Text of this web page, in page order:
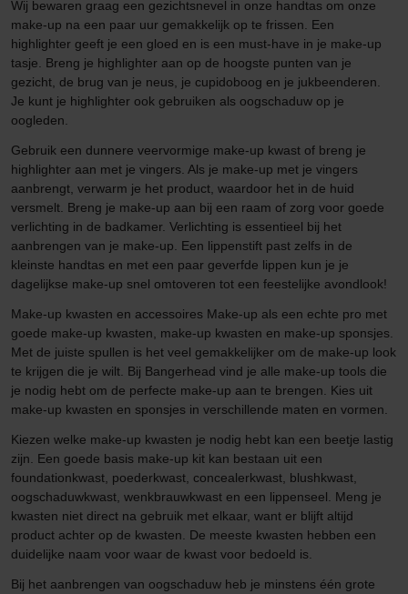
Wij bewaren graag een gezichtsnevel in onze handtas om onze
make-up na een paar uur gemakkelijk op te frissen. Een
highlighter geeft je een gloed en is een must-have in je make-up
tasje. Breng je highlighter aan op de hoogste punten van je
gezicht, de brug van je neus, je cupidoboog en je jukbeenderen.
Je kunt je highlighter ook gebruiken als oogschaduw op je
oogleden.
Gebruik een dunnere veervormige make-up kwast of breng je
highlighter aan met je vingers. Als je make-up met je vingers
aanbrengt, verwarm je het product, waardoor het in de huid
versmelt. Breng je make-up aan bij een raam of zorg voor goede
verlichting in de badkamer. Verlichting is essentieel bij het
aanbrengen van je make-up. Een lippenstift past zelfs in de
kleinste handtas en met een paar geverfde lippen kun je je
dagelijkse make-up snel omtoveren tot een feestelijke avondlook!
Make-up kwasten en accessoires Make-up als een echte pro met
goede make-up kwasten, make-up kwasten en make-up sponsjes.
Met de juiste spullen is het veel gemakkelijker om de make-up look
te krijgen die je wilt. Bij Bangerhead vind je alle make-up tools die
je nodig hebt om de perfecte make-up aan te brengen. Kies uit
make-up kwasten en sponsjes in verschillende maten en vormen.
Kiezen welke make-up kwasten je nodig hebt kan een beetje lastig
zijn. Een goede basis make-up kit kan bestaan uit een
foundationkwast, poederkwast, concealerkwast, blushkwast,
oogschaduwkwast, wenkbrauwkwast en een lippenseel. Meng je
kwasten niet direct na gebruik met elkaar, want er blijft altijd
product achter op de kwasten. De meeste kwasten hebben een
duidelijke naam voor waar de kwast voor bedoeld is.
Bij het aanbrengen van oogschaduw heb je minstens één grote